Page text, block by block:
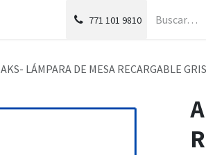
771 101 9810
AKS- LÁMPARA DE MESA RECARGABLE